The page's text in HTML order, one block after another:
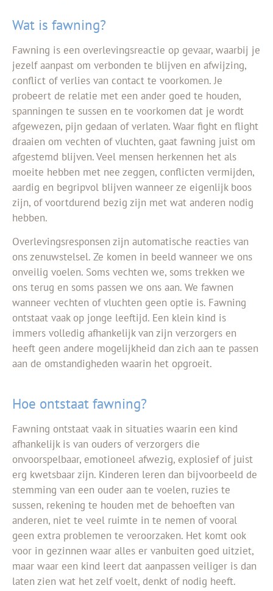
Wat is fawning?
Fawning is een overlevingsreactie op gevaar, waarbij je
jezelf aanpast om verbonden te blijven en afwijzing,
conflict of verlies van contact te voorkomen.Je
probeert de relatie met een ander goed te houden,
spanningen te sussen en te voorkomen dat je wordt
afgewezen, pijn gedaan of verlaten. Waar fight en flight
draaien om vechten of vluchten, gaat fawning juist om
afgestemd blijven. Veel mensen herkennen het als
moeite hebben met nee zeggen, conflicten vermijden,
aardig en begripvol blijven wanneer ze eigenlijk boos
zijn, of voortdurend bezig zijn met wat anderen nodig
hebben.
Overlevingsresponsen zijn automatische reacties van
ons zenuwstelsel. Ze komen in beeld wanneer we ons
onveilig voelen. Soms vechten we, soms trekken we
ons terug en soms passen we ons aan. We fawnen
wanneer vechten of vluchten geen optie is. Fawning
ontstaat vaak op jonge leeftijd. Een klein kind is
immers volledig afhankelijk van zijn verzorgers en
heeft geen andere mogelijkheid dan zich aan te passen
aan de omstandigheden waarin het opgroeit.
Hoe ontstaat fawning?
Fawning ontstaat vaak in situaties waarin een kind
afhankelijk is van ouders of verzorgers die
onvoorspelbaar, emotioneel afwezig, explosief of juist
erg kwetsbaar zijn. Kinderen leren dan bijvoorbeeld de
stemming van een ouder aan te voelen, ruzies te
sussen, rekening te houden met de behoeften van
anderen, niet te veel ruimte in te nemen of vooral
geen extra problemen te veroorzaken. Het komt ook
voor in gezinnen waar alles er vanbuiten goed uitziet,
maar waar een kind leert dat aanpassen veiliger is dan
laten zien wat het zelf voelt, denkt of nodig heeft.